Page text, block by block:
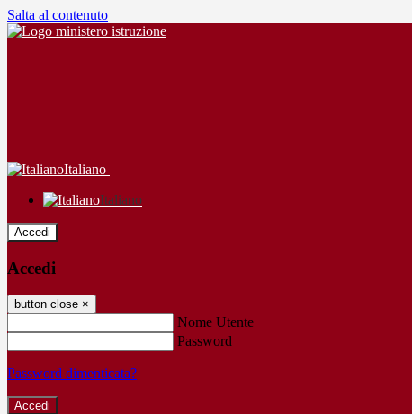
Salta al contenuto
Italiano
Italiano
Accedi
Accedi
button close ×
Nome Utente
Password
Password dimenticata?